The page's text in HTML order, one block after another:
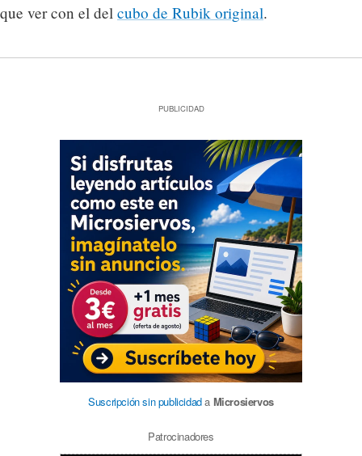
que ver con el del cubo de Rubik original.
PUBLICIDAD
Suscripción sin publicidada Microsiervos
Patrocinadores